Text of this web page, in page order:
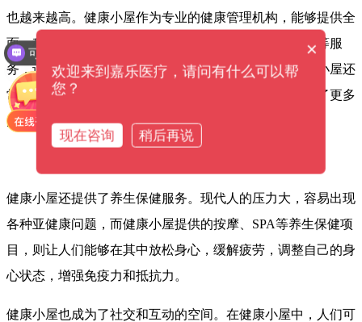
也越来越高。健康小屋作为专业的健康管理机构，能够提供全
面、科学的身体检测、健康指导、健身锻炼、营养餐单等服
务，让人们更好地关注和管理自己的健康。此外，健康小屋还
常常组织一些健康讲座、主题沙龙等活动，为人们提供了更多
的健康知识和技能。
健康小屋还提供了养生保健服务。现代人的压力大，容易出现
各种亚健康问题，而健康小屋提供的按摩、SPA等养生保健项
目，则让人们能够在其中放松身心，缓解疲劳，调整自己的身
心状态，增强免疫力和抵抗力。
健康小屋也成为了社交和互动的空间。在健康小屋中，人们可
可以提供解决方案吗？
设备价格是多少钱？
×
欢迎来到嘉乐医疗，请问有什么可以帮
您？
现在咨询 稍后再说